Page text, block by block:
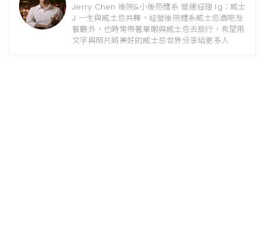
Jerry Chen 後院&小後苑體系 營運經理 Ig：威士
J 一生與威士忌共舞，經營後院體系威士忌酒吧及
餐廳外，也時常帶著單眼與威士忌去旅行，希望用
文字與照片將美好的威士忌世界分享給更多人